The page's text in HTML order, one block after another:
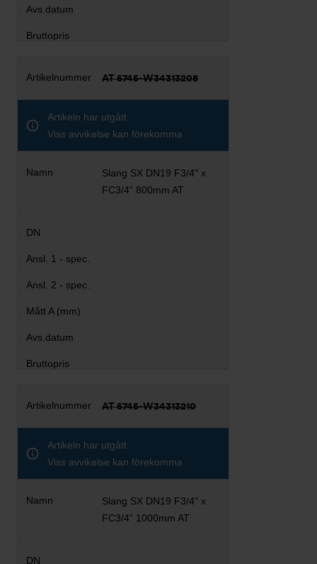
AT 5745-W34313208
Artikeln har utgått
Viss avvikelse kan förekomma
Slang SX DN19 F3/4" x
FC3/4" 800mm AT
AT 5745-W34313210
Artikeln har utgått
Viss avvikelse kan förekomma
Slang SX DN19 F3/4" x
FC3/4" 1000mm AT